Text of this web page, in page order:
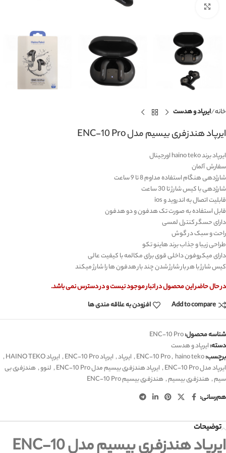
خانه ایرپاد و هدست
ایرپاد هندزفری بیسیم مدل ENC-10 Pro
ایرپاد برند haino teko اورجینال
سفارش آلمان
شارژدهی هنگام استفاده مداوم 8 تا 9 ساعت
شارژدهی با کیس شارژ تا 30 ساعت
قابلیت اتصال به اندروید و ios
قابل استفاده به صورت تک هدفون و دو هدفون
دارای حسگر کنترل لمسی
راحت و سبک در گوش
طراحی زیبا و جذاب برند هاینو تکو
دارای میکروفون داخلی قوی برای مکالمه با کیفیت عالی
کیس شارژ با هر بار شارژ شدن چند بار هدفون ها را شارژ میکند
در حال حاضر این محصول در انبار موجود نیست و در دسترس نمی باشد.
Add to compare
افزودن به علاقه مندی ها
شناسه محصول:ENC-10 Pro
دسته:ایرپاد و هدست
برچسب:
ENC-10 Pro, haino teko
, ایرپاد, ایرپاد ENC-10 Pro , ایرپاد HAINO TEKO
,
ایرپاد مدل ENC-10 Pro
, ایرپاد هندزفری بیسیم مدل ENC-10 Pro , لنوو, هندزفری بی
سیم, هندزفری بیسیم, هندزفری بیسیم ENC-10 Pro
هم‌رسانی:
توضیحات
ایرپاد هندزفری بیسیم مدل ENC-10